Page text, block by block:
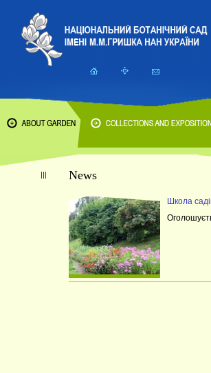
News
Школа